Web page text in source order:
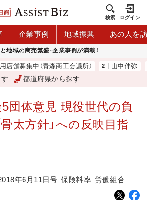
検索 ログイン
企業事例 地域振興 あの人を
地域の商売繁盛・企業事例が満載！
舗募集中（青森商工会議所） 山中伸弥
都道府県から探す
団体意見 現役世代の負
太方針」への反映目指
年6月11日号 保険料率 労働組合